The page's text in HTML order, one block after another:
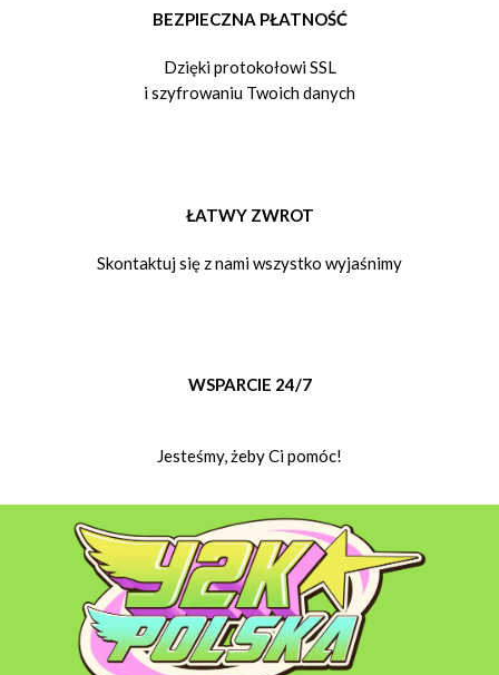
BEZPIECZNA PŁATNOŚĆ
Dzięki protokołowi SSL
i szyfrowaniu Twoich danych
ŁATWY ZWROT
Skontaktuj się z nami wszystko wyjaśnimy
WSPARCIE 24/7
Jesteśmy, żeby Ci pomóc!